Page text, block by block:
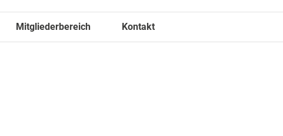
Mitgliederbereich Kontakt